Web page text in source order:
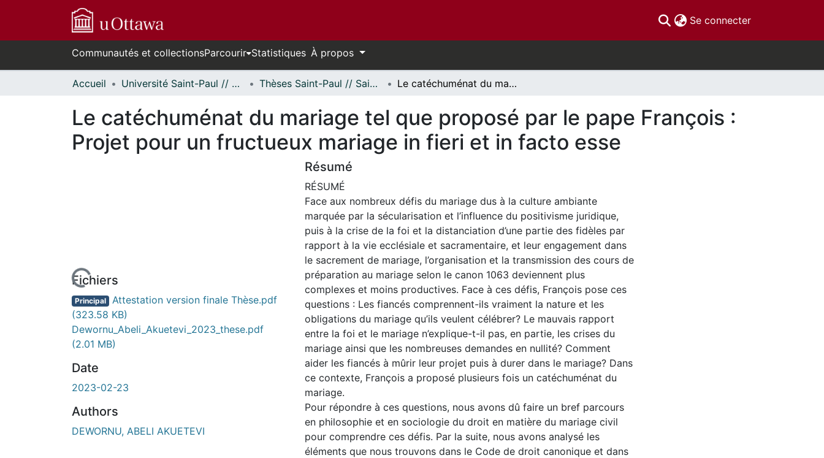
Se connecter(current)
Communautés et collectionsParcourir Statistiques À propos
Accueil Université Saint-Paul // Saint Paul University Thèses Saint-Paul // Saint Paul Theses Le catéchuménat du mariage tel que proposé par le pape François : Projet pour un fructueux mariage in fieri et in facto esse
Le catéchuménat du mariage tel que proposé par le pape François :
Projet pour un fructueux mariage in fieri et in facto esse
Fichiers
Principal Attestation version finale Thèse.pdf
(323.58 KB)
Dewornu_Abeli_Akuetevi_2023_these.pdf
(2.01 MB)
Date
2023-02-23
Authors
DEWORNU, ABELI AKUETEVI
Résumé
RÉSUMÉ
Face aux nombreux défis du mariage dus à la culture ambiante
marquée par la sécularisation et l’influence du positivisme juridique,
puis à la crise de la foi et la distanciation d’une partie des fidèles par
rapport à la vie ecclésiale et sacramentaire, et leur engagement dans
le sacrement de mariage, l’organisation et la transmission des cours de
préparation au mariage selon le canon 1063 deviennent plus
complexes et moins productives. Face à ces défis, François pose ces
questions : Les fiancés comprennent-ils vraiment la nature et les
obligations du mariage qu’ils veulent célébrer? Le mauvais rapport
entre la foi et le mariage n’explique-t-il pas, en partie, les crises du
mariage ainsi que les nombreuses demandes en nullité? Comment
aider les fiancés à mûrir leur projet puis à durer dans le mariage? Dans
ce contexte, François a proposé plusieurs fois un catéchuménat du
mariage.
Pour répondre à ces questions, nous avons dû faire un bref parcours
en philosophie et en sociologie du droit en matière du mariage civil
pour comprendre ces défis. Par la suite, nous avons analysé les
éléments que nous trouvons dans le Code de droit canonique et dans